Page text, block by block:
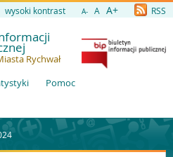
wysoki kontrast A- A A+ RSS
Rychwał
Pomoc